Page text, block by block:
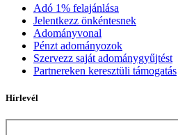
Adó 1% felajánlása
Jelentkezz önkéntesnek
Adományvonal
Pénzt adományozok
Szervezz saját adománygyűjtést
Partnereken keresztüli támogatás
Hírlevél